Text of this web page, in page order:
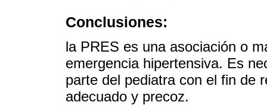
Conclusiones:
la PRES es una asociación o
emergencia hipertensiva. Es
parte del pediatra con el fin de
adecuado y precoz.